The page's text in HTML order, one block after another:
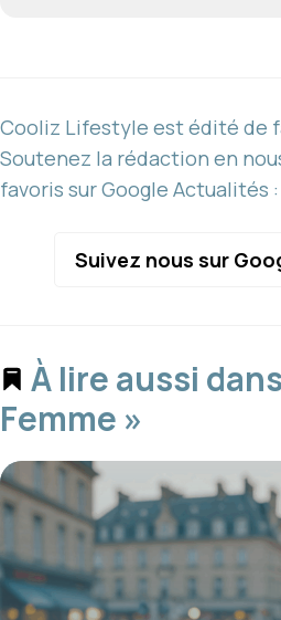
Cooliz Lifestyle est édité de
Soutenez la rédaction en
favoris sur Google Actualités :
Suivez nous sur
À lire aussi
Femme »